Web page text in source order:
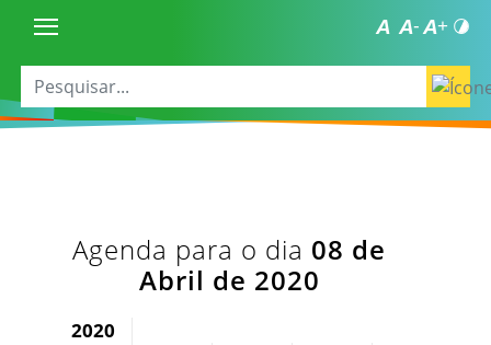
Agenda para o dia 08 de
Abril de 2020
2020